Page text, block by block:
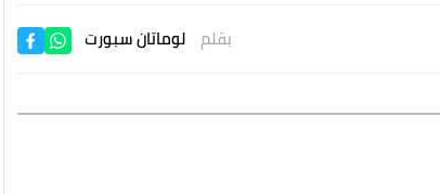
بقلم لوماتان سبورت